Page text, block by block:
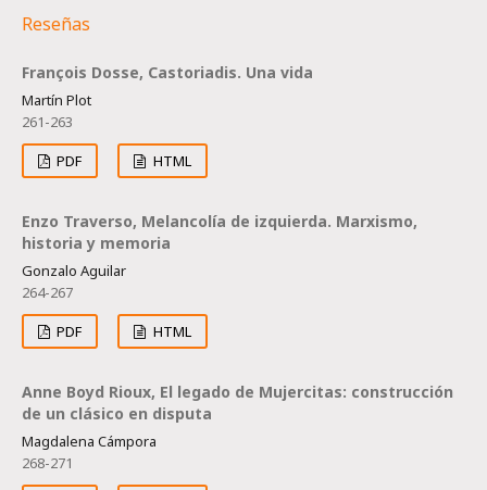
Reseñas
François Dosse, Castoriadis. Una vida
Martín Plot
261-263
PDF
HTML
Enzo Traverso, Melancolía de izquierda. Marxismo,
historia y memoria
Gonzalo Aguilar
264-267
PDF
HTML
Anne Boyd Rioux, El legado de Mujercitas: construcción
de un clásico en disputa
Magdalena Cámpora
268-271